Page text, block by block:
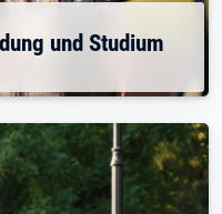
und Studium